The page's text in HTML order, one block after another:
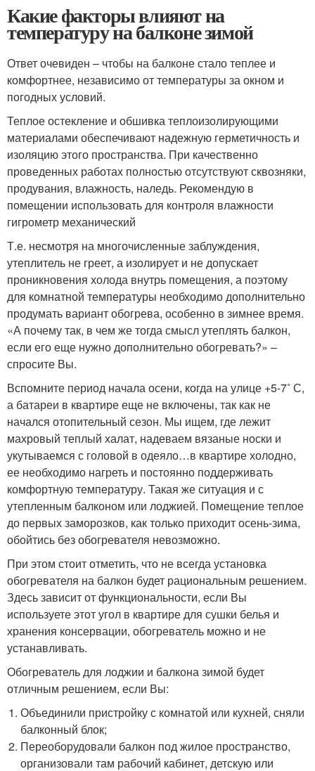
Какие факторы влияют на
температуру на балконе зимой
Ответ очевиден – чтобы на балконе стало теплее и
комфортнее, независимо от температуры за окном и
погодных условий.
Теплое остекление и обшивка теплоизолирующими
материалами обеспечивают надежную герметичность и
изоляцию этого пространства. При качественно
проведенных работах полностью отсутствуют сквозняки,
продувания, влажность, наледь. Рекомендую в
помещении использовать для контроля влажности
гигрометр механический
Т.е. несмотря на многочисленные заблуждения,
утеплитель не греет, а изолирует и не допускает
проникновения холода внутрь помещения, а поэтому
для комнатной температуры необходимо дополнительно
продумать вариант обогрева, особенно в зимнее время.
«А почему так, в чем же тогда смысл утеплять балкон,
если его еще нужно дополнительно обогревать?» –
спросите Вы.
Вспомните период начала осени, когда на улице +5-7˚ С,
а батареи в квартире еще не включены, так как не
начался отопительный сезон. Мы ищем, где лежит
махровый теплый халат, надеваем вязаные носки и
укутываемся с головой в одеяло…в квартире холодно,
ее необходимо нагреть и постоянно поддерживать
комфортную температуру. Такая же ситуация и с
утепленным балконом или лоджией. Помещение теплое
до первых заморозков, как только приходит осень-зима,
обойтись без обогревателя невозможно.
При этом стоит отметить, что не всегда установка
обогревателя на балкон будет рациональным решением.
Здесь зависит от функциональности, если Вы
используете этот угол в квартире для сушки белья и
хранения консервации, обогреватель можно и не
устанавливать.
Обогреватель для лоджии и балкона зимой будет
отличным решением, если Вы:
Объединили пристройку с комнатой или кухней, сняли
балконный блок;
Переоборудовали балкон под жилое пространство,
организовали там рабочий кабинет, детскую или